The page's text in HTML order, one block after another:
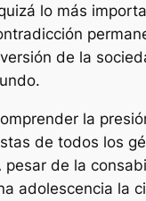
lo más
de la
la
de todos los
pesar de la
adolescencia la